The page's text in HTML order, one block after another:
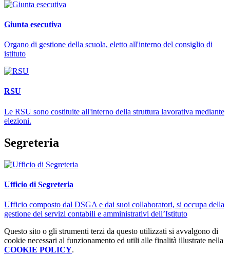
Giunta esecutiva
Organo di gestione della scuola, eletto all'interno del consiglio di
istituto
RSU
Le RSU sono costituite all'interno della struttura lavorativa mediante
elezioni.
Segreteria
Ufficio di Segreteria
Ufficio composto dal DSGA e dai suoi collaboratori, si occupa della
gestione dei servizi contabili e amministrativi dell’Istituto
Questo sito o gli strumenti terzi da questo utilizzati si avvalgono di
cookie necessari al funzionamento ed utili alle finalità illustrate nella
COOKIE POLICY.